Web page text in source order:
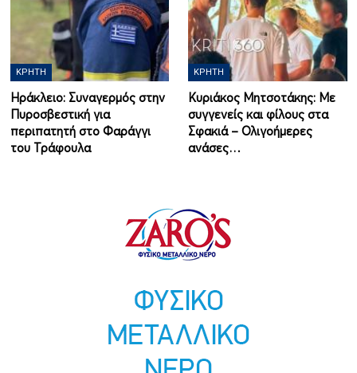
ΚΡΉΤΗ
Ηράκλειο: Συναγερμός στην
Πυροσβεστική για
περιπατητή στο Φαράγγι
του Τράφουλα
ΚΡΉΤΗ
Κυριάκος Μητσοτάκης: Με
συγγενείς και φίλους στα
Σφακιά – Ολιγοήμερες
ανάσες…